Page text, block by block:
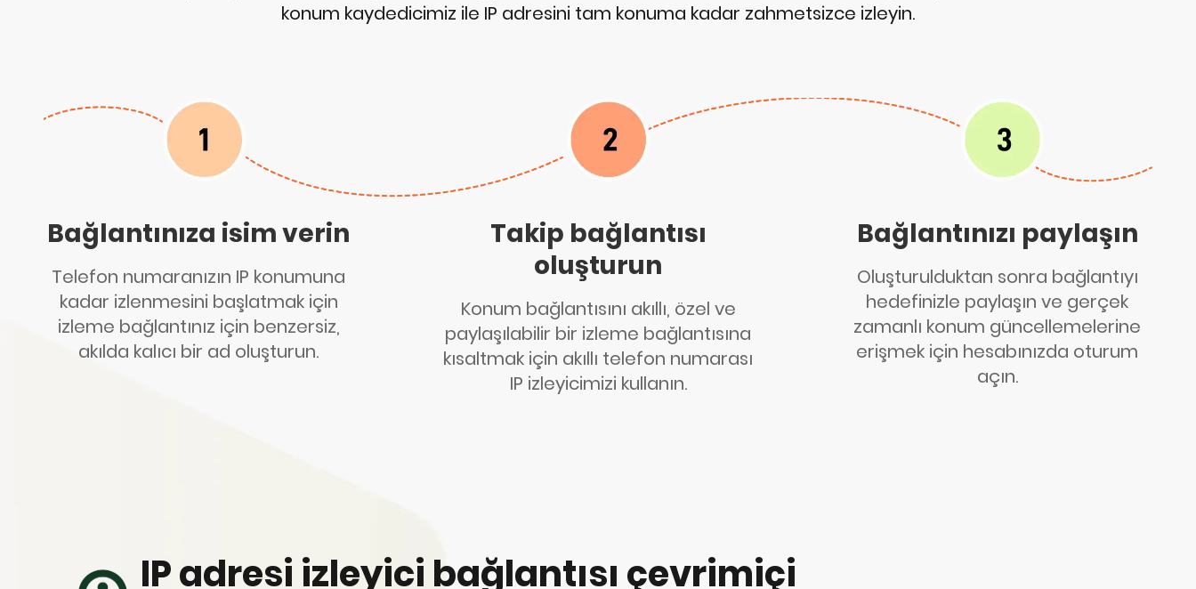
konum kaydedicimiz ile IP adresini tam konuma kadar zahmetsizce izleyin.
Bağlantınıza isim verin
Telefon numaranızın IP konumuna
kadar izlenmesini başlatmak için
izleme bağlantınız için benzersiz,
akılda kalıcı bir ad oluşturun.
Takip bağlantısı
oluşturun
Konum bağlantısını akıllı, özel ve
paylaşılabilir bir izleme bağlantısına
kısaltmak için akıllı telefon numarası
IP izleyicimizi kullanın.
Bağlantınızı paylaşın
Oluşturulduktan sonra bağlantıyı
hedefinizle paylaşın ve gerçek
zamanlı konum güncellemelerine
erişmek için hesabınızda oturum
açın.
IP adresi izleyici bağlantısı çevrimiçi